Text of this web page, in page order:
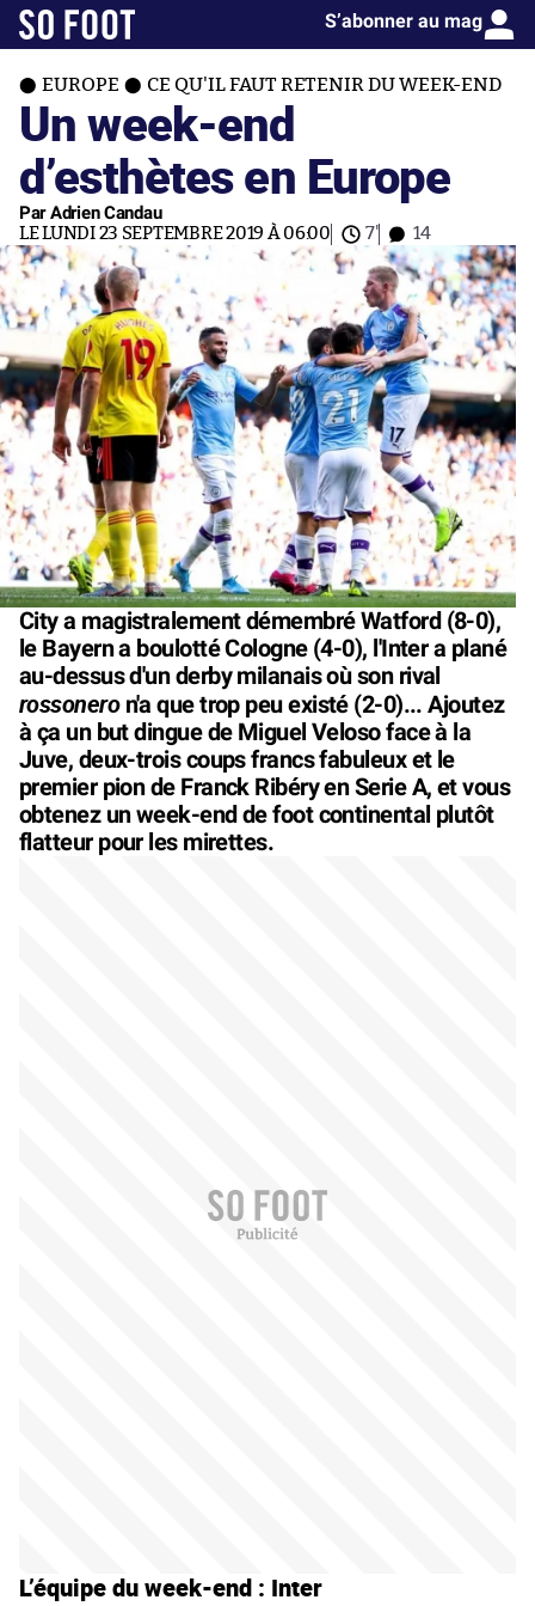
S’abonner au mag
EUROPE CE QU'IL FAUT RETENIR DU WEEK-END
Un week-end
d’esthètes en Europe
Par Adrien Candau
LE LUNDI 23 SEPTEMBRE 2019 À 06:00 7' 14
City a magistralement démembré Watford (8-0),
le Bayern a boulotté Cologne (4-0), l'Inter a plané
au-dessus d'un derby milanais où son rival
rossoneron'a que trop peu existé (2-0)... Ajoutez
à ça un but dingue de Miguel Veloso face à la
Juve, deux-trois coups francs fabuleux et le
premier pion de Franck Ribéry en Serie A, et vous
obtenez un week-end de foot continental plutôt
flatteur pour les mirettes.
L’équipe du week-end : Inter